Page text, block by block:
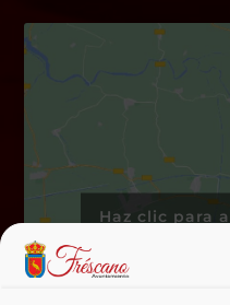
Haz clic para